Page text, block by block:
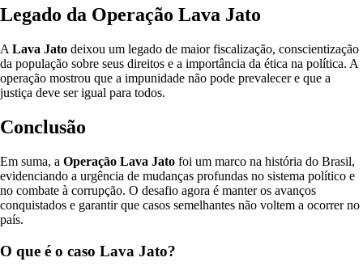
Legado da Operação Lava Jato
A Lava Jato deixou um legado de maior fiscalização, conscientização
da população sobre seus direitos e a importância da ética na política. A
operação mostrou que a impunidade não pode prevalecer e que a
justiça deve ser igual para todos.
Conclusão
Em suma, a Operação Lava Jato foi um marco na história do Brasil,
evidenciando a urgência de mudanças profundas no sistema político e
no combate à corrupção. O desafio agora é manter os avanços
conquistados e garantir que casos semelhantes não voltem a ocorrer no
país.
O que é o caso Lava Jato?